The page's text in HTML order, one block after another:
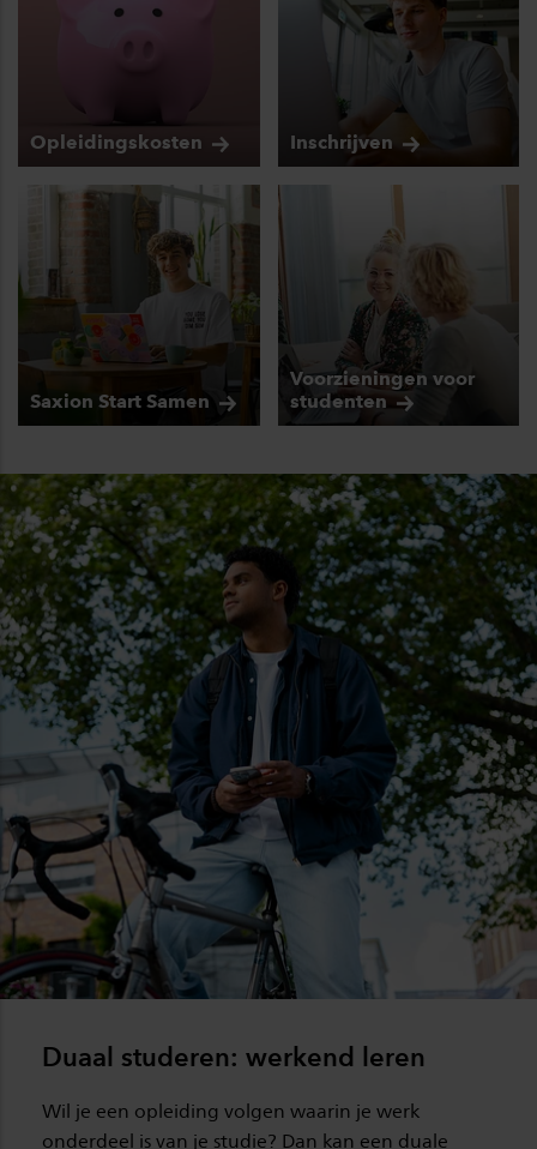
Opleidingskosten Inschrijven
Saxion Start Samen
Voorzieningen voor
studenten
Duaal studeren: werkend leren
Wil je een opleiding volgen waarin je werk
onderdeel is van je studie? Dan kan een duale